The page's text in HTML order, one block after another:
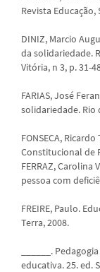
Revista Educação,
DINIZ, Marcio
da solidariedade.
Vitória, n 3, p. 31-
FARIAS, José
solidariedade. Rio
FONSECA,
Constitucional de
FERRAZ,
pessoa com
FREIRE, Paulo.
Terra, 2008.
______.
educativa. 25. ed.